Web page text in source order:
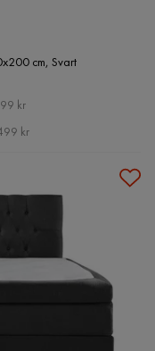
cm, Svart
kr
kr